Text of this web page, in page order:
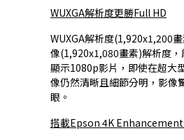
WUXGA解析度更勝Full HD
WUXGA解析度(1,920x1,200
像(1,920x1,080畫素)解析度
顯示1080p影片，即使在超大
像仍然清晰且細節分明，影像
眼。
搭載Epson 4K